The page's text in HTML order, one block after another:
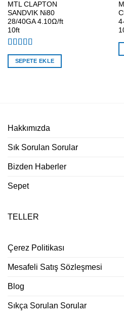
MTL CLAPTON
SANDVIK Ni80
28/40GA 4.10Ω/ft
10ft
5 üzerinden
5.00oy aldı
SEPETE EKLE
Hakkımızda
Sık Sorulan Sorular
Bizden Haberler
Sepet
TELLER
Çerez Politikası
Mesafeli Satış Sözleşmesi
Blog
Sıkça Sorulan Sorular